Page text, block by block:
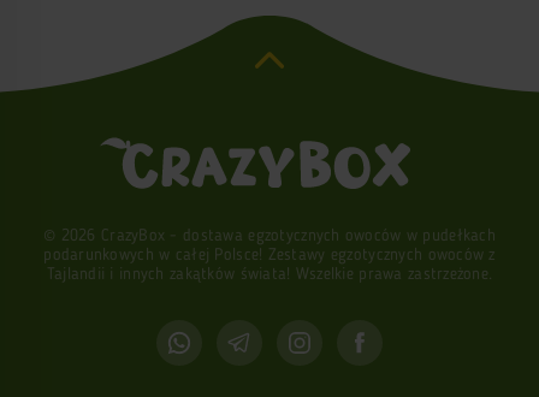
© 2026 CrazyBox - dostawa egzotycznych owoców w pudełkach
podarunkowych w całej Polsce! Zestawy egzotycznych owoców z
Tajlandii i innych zakątków świata! Wszelkie prawa zastrzeżone.